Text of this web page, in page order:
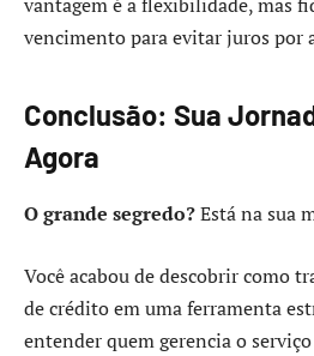
vencimento para evitar juros por
Conclusão: Sua
Agora
O grande segredo?Está na sua
Você acabou de descobrir como
de crédito em uma ferramenta
entender quem gerencia o